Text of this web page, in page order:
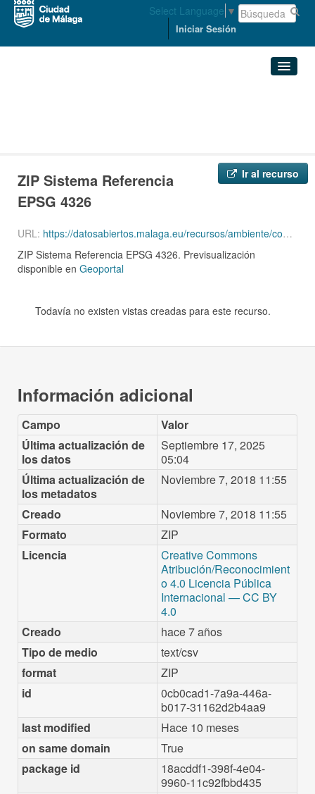
Select Language ▼
Iniciar Sesión
Grupos
Ir al recurso
ZIP Sistema Referencia
EPSG 4326
URL: https://datosabiertos.malaga.eu/recursos/ambiente/contenedores/da_medioAmbiente_contenedoresRopa-4326.zip
ZIP Sistema Referencia EPSG 4326. Previsualización
disponible en Geoportal
Todavía no existen vistas creadas para este recurso.
Información adicional
Campo
Valor
Última actualización de
los datos
Septiembre 17, 2025
05:04
Última actualización de
los metadatos
Noviembre 7, 2018 11:55
Creado
Noviembre 7, 2018 11:55
Formato
ZIP
Licencia
Creative Commons
Atribución/Reconocimient
o 4.0 Licencia Pública
Internacional — CC BY
4.0
Creado
hace 7 años
Tipo de medio
text/csv
format
ZIP
id
0cb0cad1-7a9a-446a-
b017-31162d2b4aa9
last modified
Hace 10 meses
on same domain
True
package id
18acddf1-398f-4e04-
9960-11c92fbbd435